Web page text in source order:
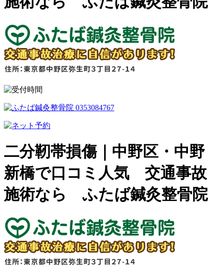
二分靭帯損傷｜中野区・中野
新橋で口コミ人気 交通事故
施術なら ふたば鍼灸整骨院